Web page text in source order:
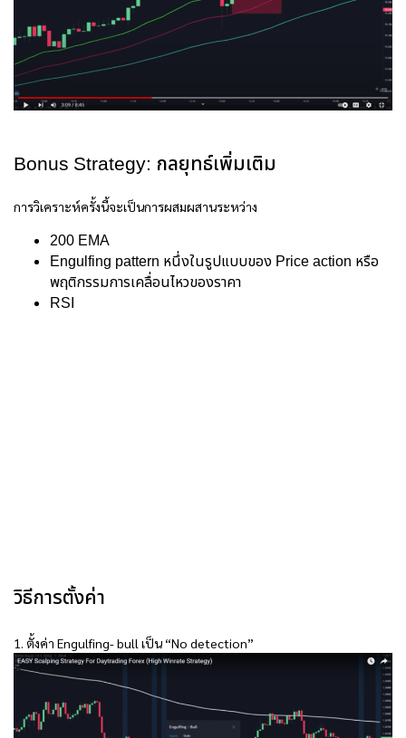
Bonus Strategy: กลยุทธ์เพิ่มเติม
การวิเคราะห์ครั้งนี้จะเป็นการผสมผสานระหว่าง
200 EMA
Engulfing pattern หนึ่งในรูปแบบของ Price action หรือ
พฤติกรรมการเคลื่อนไหวของราคา
RSI
วิธีการตั้งค่า
1. ตั้งค่า Engulfing- bull เป็น “No detection”